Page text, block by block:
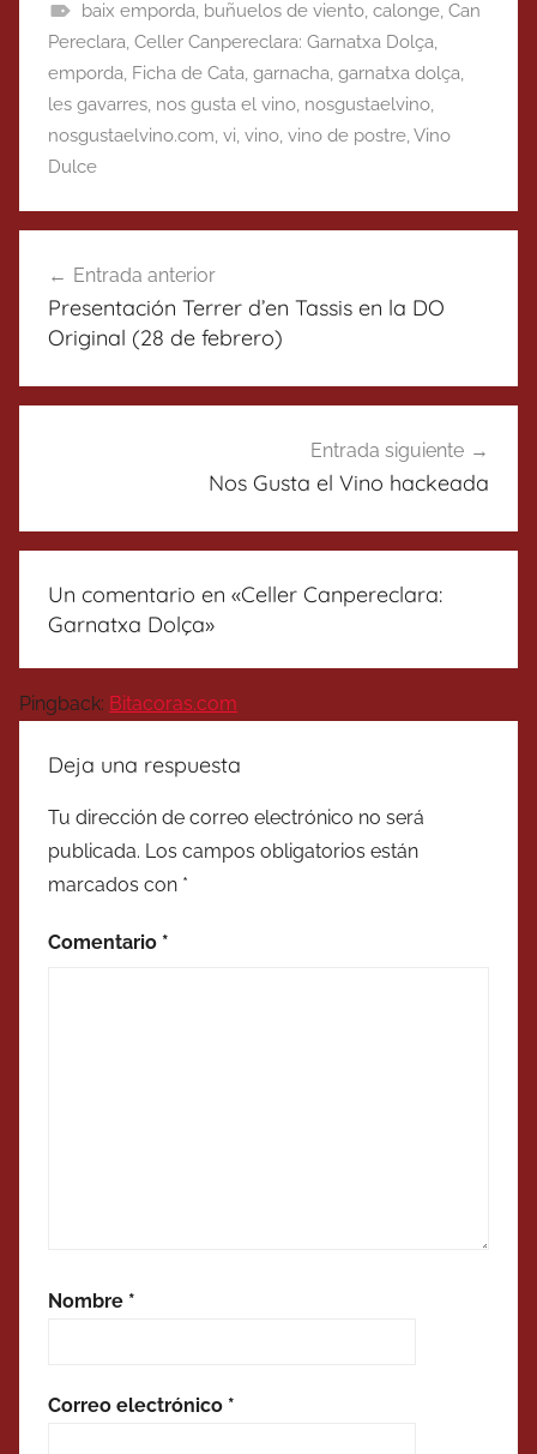
baix emporda, buñuelos de viento, calonge, Can
Pereclara, Celler Canpereclara: Garnatxa Dolça,
emporda, Ficha de Cata, garnacha, garnatxa dolça,
les gavarres, nos gusta el vino, nosgustaelvino,
nosgustaelvino.com, vi, vino, vino de postre,Vino
Dulce
de
entradas
Entrada anterior
Presentación Terrer d’en Tassis en la DO
Original (28 de febrero)
Entrada siguiente
Nos Gusta el Vino hackeada
Un comentario en «Celler Canpereclara:
Garnatxa Dolça»
Pingback: Bitacoras.com
Deja una respuesta
Tu dirección de correo electrónico no será
publicada. Los campos obligatorios están
marcados con *
Comentario *
Nombre *
Correo electrónico *